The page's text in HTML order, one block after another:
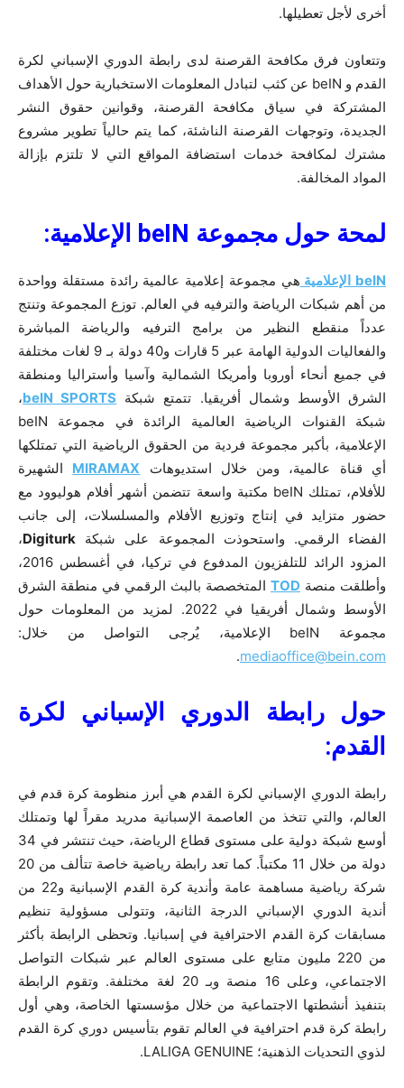
أخرى لأجل تعطيلها.
وتتعاون فرق مكافحة القرصنة لدى رابطة الدوري الإسباني لكرة
القدم و beIN عن كثب لتبادل المعلومات الاستخبارية حول الأهداف
المشتركة في سياق مكافحة القرصنة، وقوانين حقوق النشر
الجديدة، وتوجهات القرصنة الناشئة، كما يتم حالياً تطوير مشروع
مشترك لمكافحة خدمات استضافة المواقع التي لا تلتزم بإزالة
المواد المخالفة.
لمحة حول مجموعة beIN الإعلامية:
beIN الإعلامية
هي مجموعة إعلامية عالمية رائدة مستقلة وواحدة
من أهم شبكات الرياضة والترفيه في العالم. توزع المجموعة وتنتج
عدداً منقطع النظير من برامج الترفيه والرياضة المباشرة
والفعاليات الدولية الهامة عبر 5 قارات و40 دولة بـ 9 لغات مختلفة
في جميع أنحاء أوروبا وأمريكا الشمالية وآسيا وأستراليا ومنطقة
الشرق الأوسط وشمال أفريقيا. تتمتع شبكة beIN SPORTS،
شبكة القنوات الرياضية العالمية الرائدة في مجموعة beIN
الإعلامية، بأكبر مجموعة فردية من الحقوق الرياضية التي تمتلكها
أي قناة عالمية، ومن خلال استديوهات MIRAMAX الشهيرة
للأفلام، تمتلك beIN مكتبة واسعة تتضمن أشهر أفلام هوليوود مع
حضور متزايد في إنتاج وتوزيع الأفلام والمسلسلات، إلى جانب
الفضاء الرقمي. واستحوذت المجموعة على شبكة Digiturk،
المزود الرائد للتلفزيون المدفوع في تركيا، في أغسطس 2016،
وأطلقت منصة TOD المتخصصة بالبث الرقمي في منطقة الشرق
الأوسط وشمال أفريقيا في 2022. لمزيد من المعلومات حول
مجموعة beIN الإعلامية، يُرجى التواصل من خلال:
mediaoffice@bein.com
.
حول رابطة الدوري الإسباني
لكرة
القدم:
رابطة الدوري الإسباني لكرة القدم هي أبرز منظومة كرة قدم في
العالم، والتي تتخذ من العاصمة الإسبانية مدريد مقراً لها وتمتلك
أوسع شبكة دولية على مستوى قطاع الرياضة، حيث تنتشر في 34
دولة من خلال 11 مكتباً. كما تعد رابطة رياضية خاصة تتألف من 20
شركة رياضية مساهمة عامة وأندية كرة القدم الإسبانية و22 من
أندية الدوري الإسباني الدرجة الثانية، وتتولى مسؤولية تنظيم
مسابقات كرة القدم الاحترافية في إسبانيا. وتحظى الرابطة بأكثر
من 220 مليون متابع على مستوى العالم عبر شبكات التواصل
الاجتماعي، وعلى 16 منصة وبـ 20 لغة مختلفة. وتقوم الرابطة
بتنفيذ أنشطتها الاجتماعية من خلال مؤسستها الخاصة، وهي أول
رابطة كرة قدم احترافية في العالم تقوم بتأسيس دوري كرة القدم
لذوي التحديات الذهنية؛ LALIGA GENUINE.